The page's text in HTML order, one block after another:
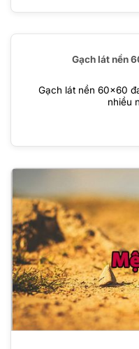
Gạch lát nền
Gạch lát nền 60×60
nhiều